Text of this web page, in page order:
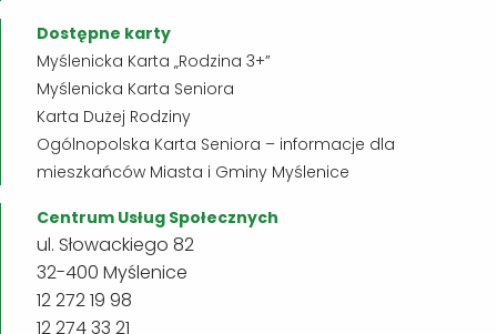
Dostępne karty
Myślenicka Karta „Rodzina 3+”
Myślenicka Karta Seniora
Karta Dużej Rodziny
Ogólnopolska Karta Seniora – informacje dla
mieszkańców Miasta i Gminy Myślenice
Centrum Usług Społecznych
ul. Słowackiego 82
32-400 Myślenice
12 272 19 98
12 274 33 21